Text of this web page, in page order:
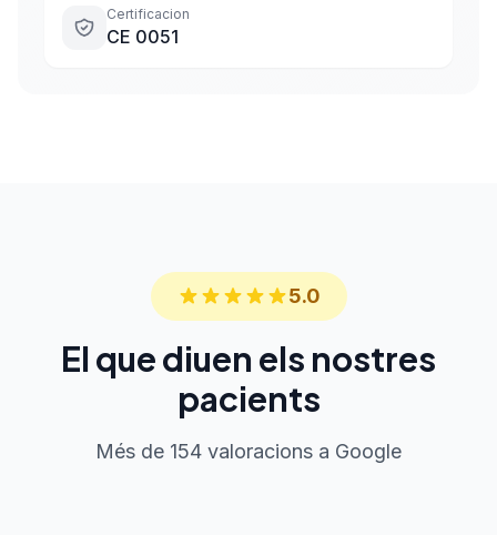
Certificacion
CE 0051
5.0
El que diuen els nostres
pacients
Més de 154 valoracions a Google